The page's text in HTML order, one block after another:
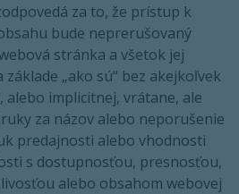
za to, že prístup k
bude neprerušovaný
stránka a všetok jej
„ako sú“ bez akejkoľvek
alebo implicitnej, vrátane, ale
za názov alebo neporušenie
predajnosti alebo vhodnosti
s dostupnosťou, presnosťou,
alebo obsahom webovej